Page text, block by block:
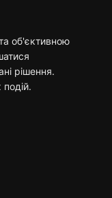
об'єктивною
рішення.
подій.